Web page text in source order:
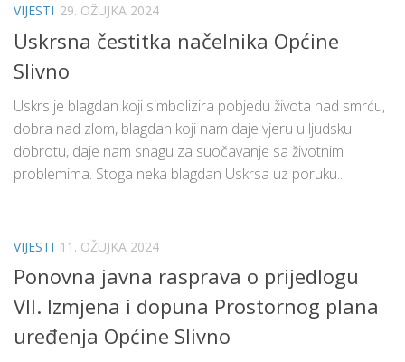
VIJESTI 29. OŽUJKA 2024
Uskrsna čestitka načelnika Općine
Slivno
Uskrs je blagdan koji simbolizira pobjedu života nad smrću,
dobra nad zlom, blagdan koji nam daje vjeru u ljudsku
dobrotu, daje nam snagu za suočavanje sa životnim
problemima. Stoga neka blagdan Uskrsa uz poruku...
VIJESTI 11. OŽUJKA 2024
Ponovna javna rasprava o prijedlogu
VII. Izmjena i dopuna Prostornog plana
uređenja Općine Slivno